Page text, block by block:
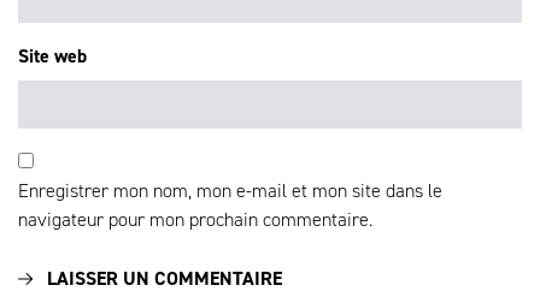
Site web
Enregistrer mon nom, mon e-mail et mon site dans le
navigateur pour mon prochain commentaire.